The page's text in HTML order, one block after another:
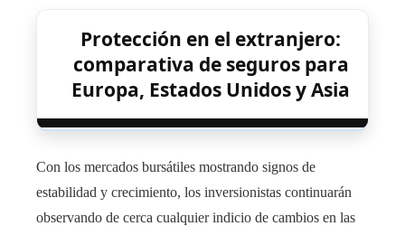
Protección en el extranjero:
comparativa de seguros para
Europa, Estados Unidos y Asia
Con los mercados bursátiles mostrando signos de
estabilidad y crecimiento, los inversionistas continuarán
observando de cerca cualquier indicio de cambios en las